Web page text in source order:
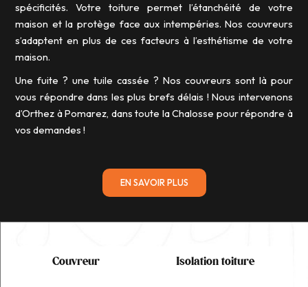
spécificités. Votre toiture permet l’étanchéité de votre
maison et la protège face aux intempéries. Nos couvreurs
s’adaptent en plus de ces facteurs à l’esthétisme de votre
maison.
Une fuite ? une tuile cassée ? Nos couvreurs sont là pour
vous répondre dans les plus brefs délais ! Nous intervenons
d’Orthez à Pomarez, dans toute la Chalosse pour répondre à
vos demandes !
EN SAVOIR PLUS
Couvreur Isolation toiture